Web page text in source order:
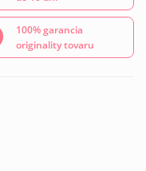
100% garancia
originality tovaru